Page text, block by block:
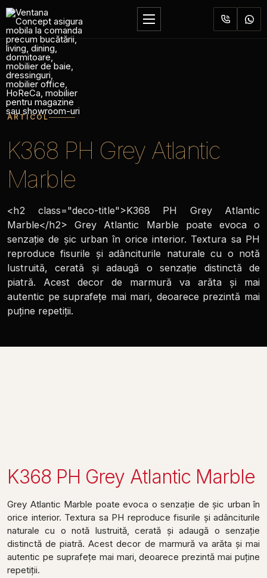
Sari
conținut
Deschide
ARTICOL
K368 PH Grey Atlantic
Marble
<h2 class="deco-title">K368 PH Grey Atlantic
Marble</h2> Grey Atlantic Marble poate evoca o
senzație de șic urban în orice interior. Textura sa PH
reproduce fisurile și adânciturile naturale cu o notă
lustruită, cerată și adaugă o senzație distinctă de
piatră. Acest decor de marmură va arăta și mai
autentic pe suprafețe mai mari, deoarece prezintă mai
puține repetiții.
K368 PH Grey Atlantic Marble
Grey Atlantic Marble poate evoca o senzație de șic urban în
orice interior. Textura sa PH reproduce fisurile și adânciturile
naturale cu o notă lustruită, cerată și adaugă o senzație
distinctă de piatră. Acest decor de marmură va arăta și mai
autentic pe suprafețe mai mari, deoarece prezintă mai puține
repetiții.